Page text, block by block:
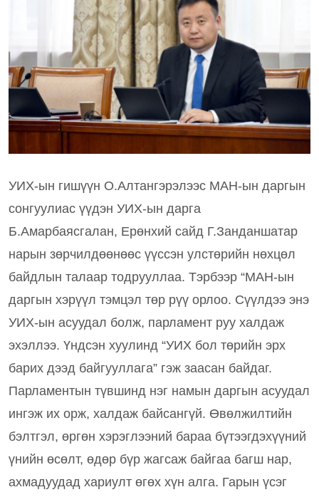
УИХ-ын гишүүн О.Алтангэрэлээс МАН-ын даргын
сонгуулиас үүдэн УИХ-ын дарга
Б.Амарбаясгалан, Ерөнхий сайд Г.Занданшатар
нарын зөрчилдөөнөөс үүссэн улстөрийн нөхцөл
байдлын талаар тодрууллаа. Тэрбээр “МАН-ын
даргын хэрүүл тэмцэл төр рүү орлоо. Сүүлдээ энэ
УИХ-ын асуудал болж, парламент руу халдаж
эхэллээ. Үндсэн хуулинд “УИХ бол төрийн эрх
барих дээд байгууллага” гэж заасан байдаг.
Парламентын түвшинд нэг намын даргын асуудал
ингэж их орж, халдаж байсангүй. Өвөлжилтийн
бэлтгэл, өргөн хэрэглээний бараа бүтээгдэхүүний
үнийн өсөлт, өдөр бүр жагсаж байгаа багш нар,
ахмадуудад хариулт өгөх хүн алга. Гарын үсэг